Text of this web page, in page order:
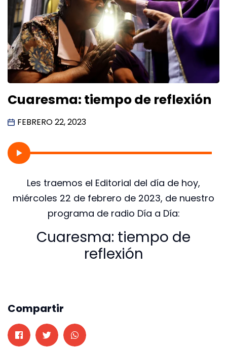
Cuaresma: tiempo de reflexión
FEBRERO 22, 2023
Les traemos el Editorial del día de hoy,
miércoles 22 de febrero de 2023, de nuestro
programa de radio Día a Día:
Cuaresma: tiempo de
reflexión
Compartir